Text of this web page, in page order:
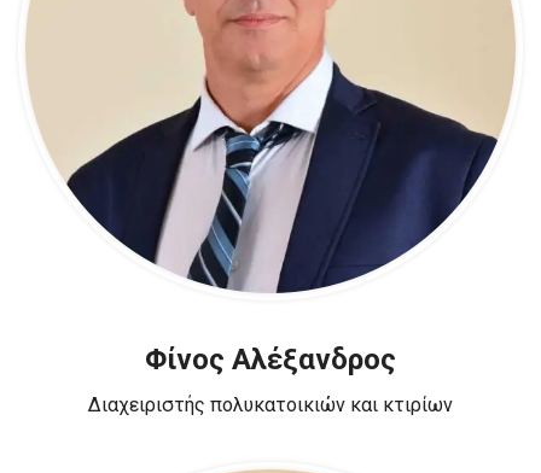
Φίνος Αλέξανδρος
Διαχειριστής πολυκατοικιών και κτιρίων